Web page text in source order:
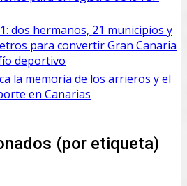
dos hermanos, 21 municipios y
para convertir Gran Canaria
deportivo
la memoria de los arrieros y el
en Canarias
(por etiqueta)